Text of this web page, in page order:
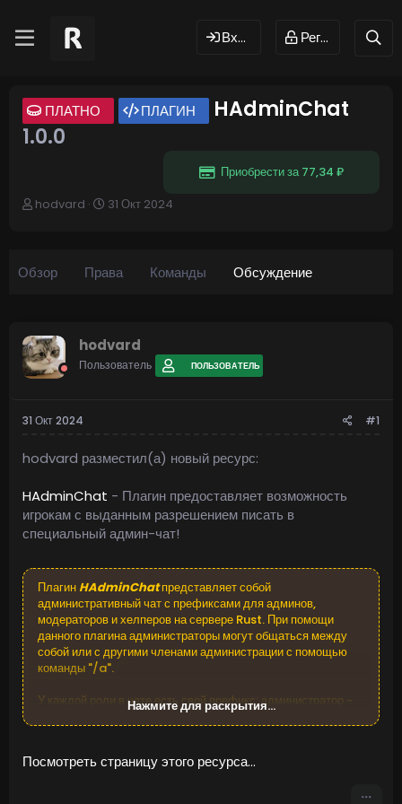
Вход Регистрация
ПЛАТНО ПЛАГИН
HAdminChat
1.0.0
Приобрести за 77,34 ₽
А
р
ы
hodvard
Д
н
а
31 Окт 2024
Обзор Права Команды Обсуждение
hodvard
Пользователь ПОЛЬЗОВАТЕЛЬ
31 Окт 2024 #1
hodvard разместил(а) новый ресурс:
HAdminChat - Плагин предоставляет возможность
игрокам с выданным разрешением писать в
специальный админ-чат!
Плагин HAdminChatпредставляет собой
административный чат с префиксами для админов,
модераторов и хелперов на сервере Rust. При помощи
данного плагина администраторы могут общаться между
собой или с другими членами администрации с помощью
команды "/a".
У каждой роли в чате есть свой префикс: администратор -
[A], главный модератор - [ГМ], модератор - [M], хелпер -
Нажмите для раскрытия...
Посмотреть страницу этого ресурса...